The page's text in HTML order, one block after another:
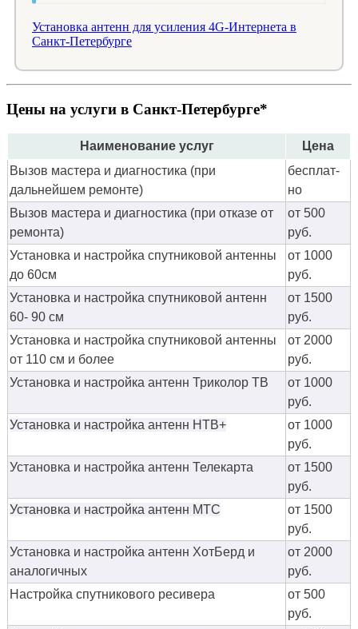
Установка антенн для усиления 4G-Интернета в
Санкт-Петербурге
Цены на услуги в Санкт-Петербурге*
Наименование услуг
Цена
Вызов мастера и диагностика (при
дальнейшем ремонте)
бес­плат­
но
Вызов мастера и диагностика (при отказе от
ремонта)
от 500
руб.
Установка и настройка спутниковой антенны
до 60см
от 1000
руб.
Установка и настройка спутниковой антенн
60- 90 см
от 1500
руб.
Установка и настройка спутниковой антенны
от 110 см и более
от 2000
руб.
Установка и настройка антенн Триколор ТВ
от 1000
руб.
Установка и настройка антенн НТВ+
от 1000
руб.
Установка и настройка антенн Телекарта
от 1500
руб.
Установка и настройка антенн МТС
от 1500
руб.
Установка и настройка антенн ХотБерд и
аналогичных
от 2000
руб.
Настройка спутникового ресивера
от 500
руб.